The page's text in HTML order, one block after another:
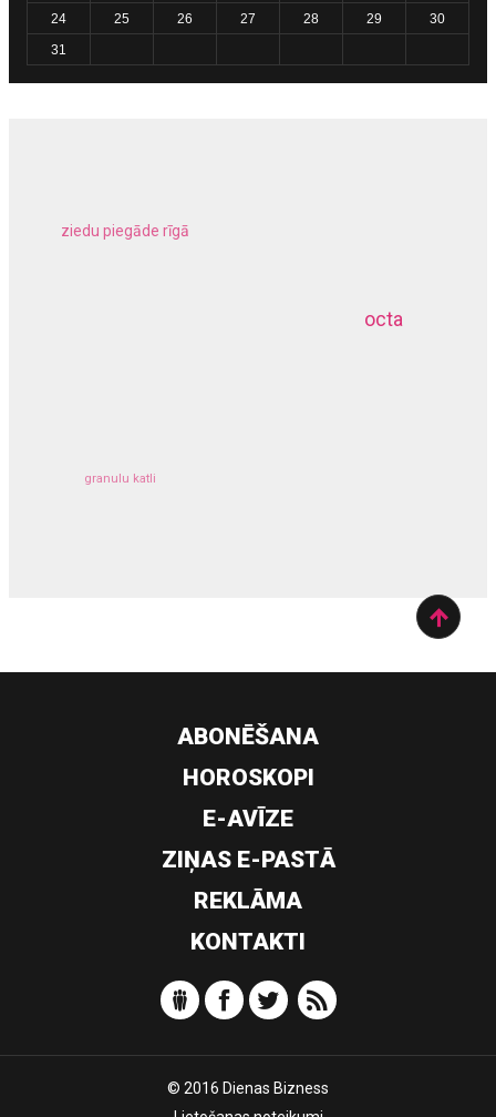
24 25 26 27 28 29 30
31
octa
ziedu piegāde rīgā
granulu katli
dziļurbums
ABONĒŠANA
HOROSKOPI
E-AVĪZE
ZIŅAS E-PASTĀ
REKLĀMA
KONTAKTI
© 2016 Dienas Bizness